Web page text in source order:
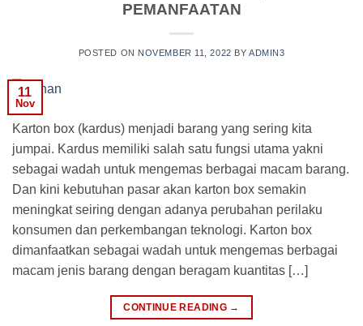
PEMANFAATAN
POSTED ON NOVEMBER 11, 2022 BY ADMIN3
11
Nov
Karton box (kardus) menjadi barang yang sering kita
jumpai. Kardus memiliki salah satu fungsi utama yakni
sebagai wadah untuk mengemas berbagai macam barang.
Dan kini kebutuhan pasar akan karton box semakin
meningkat seiring dengan adanya perubahan perilaku
konsumen dan perkembangan teknologi. Karton box
dimanfaatkan sebagai wadah untuk mengemas berbagai
macam jenis barang dengan beragam kuantitas […]
CONTINUE READING →